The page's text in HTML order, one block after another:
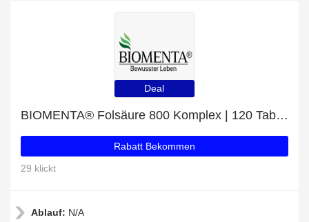
Deal
BIOMENTA® Folsäure 800 Komplex | 120 Tabletten | 4 Monatskur | vegan Angebot - bis zu 8% Rabatt
Rabatt Bekommen
29 klickt
Ablauf: N/A